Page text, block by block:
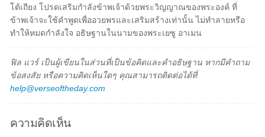
โต้เถียง โปรดเสริมกำลังข้าพเจ้าด้วยพระวิญญาณของพระองค์ ที่
ข้าพเจ้าจะใช้คำพูดเพื่ออวยพรและเสริมสร้างเท่านั้น ไม่ทำลายหรือ
ทำให้หมดกำลังใจ อธิษฐานในนามของพระเยซู อาเมน
ฟิล แวร์ เป็นผู้เขียนในส่วนที่เป็นข้อคิดและคำอธิษฐาน หากมีคำถาม
ข้อสงสัย หรือความคิดเห็นใดๆ คุณสามารถติดต่อได้ที่
help@verseoftheday.com
ความคิดเห็น